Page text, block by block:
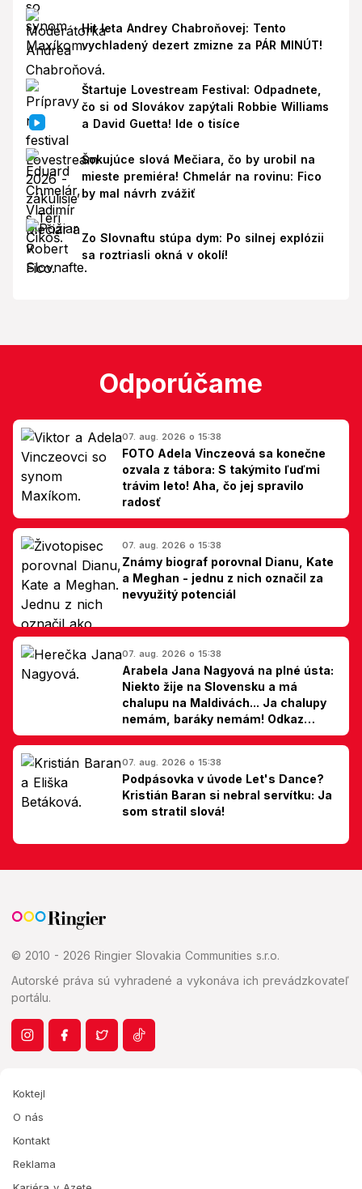
Hit leta Andrey Chabroňovej: Tento
vychladený dezert zmizne za PÁR MINÚT!
Štartuje Lovestream Festival: Odpadnete,
čo si od Slovákov zapýtali Robbie Williams
a David Guetta! Ide o tisíce
Šokujúce slová Mečiara, čo by urobil na
mieste premiéra! Chmelár na rovinu: Fico
by mal návrh zvážiť
Zo Slovnaftu stúpa dym: Po silnej explózii
sa roztriasli okná v okolí!
Odporúčame
07. aug. 2026 o 15:38
FOTO Adela Vinczeová sa konečne
ozvala z tábora: S takýmito ľuďmi
trávim leto! Aha, čo jej spravilo
radosť
07. aug. 2026 o 15:38
Známy biograf porovnal Dianu, Kate
a Meghan - jednu z nich označil za
nevyužitý potenciál
07. aug. 2026 o 15:38
Arabela Jana Nagyová na plné ústa:
Niekto žije na Slovensku a má
chalupu na Maldivách... Ja chalupy
nemám, baráky nemám! Odkaz
Slovákom
07. aug. 2026 o 15:38
Podpásovka v úvode Let's Dance?
Kristián Baran si nebral servítku: Ja
som stratil slová!
© 2010 - 2026 Ringier Slovakia Communities s.r.o.
Autorské práva sú vyhradené a vykonáva ich prevádzkovateľ
portálu.
Koktejl
O nás
Kontakt
Reklama